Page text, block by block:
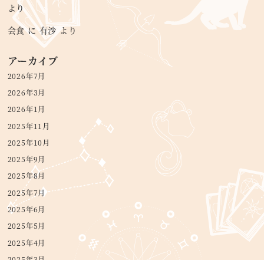
より
会食に有沙 より
アーカイブ
2026年7月
2026年3月
2026年1月
2025年11月
2025年10月
2025年9月
2025年8月
2025年7月
2025年6月
2025年5月
2025年4月